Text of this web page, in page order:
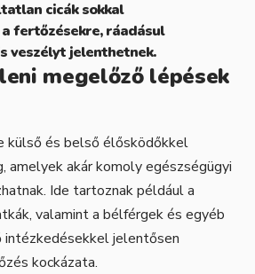
cicák sokkal
fertőzésekre, ráadásul
veszélyt jelenthetnek.
megelőző lépések
külső és belső élősködőkkel
amelyek akár komoly egészségügyi
Ide tartoznak például a
valamint a bélférgek és egyéb
intézkedésekkel jelentősen
kockázata.